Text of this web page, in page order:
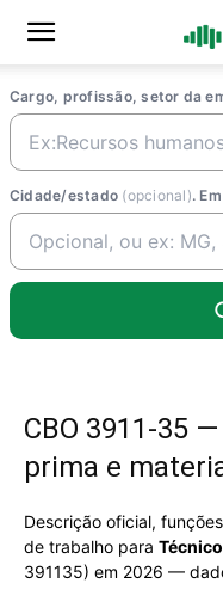
Cargo, profissão, setor da
Cidade/estado (opcional).
CBO 3911-35
prima e
Descrição oficial,
de trabalho para
391135) em 2026 —